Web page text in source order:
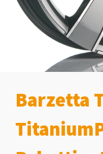
Barzetta